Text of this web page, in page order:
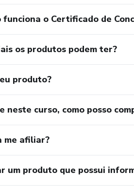
funciona o Certificado de
os produtos podem ter?
produto?
neste curso, como posso
me afiliar?
um produto que possui